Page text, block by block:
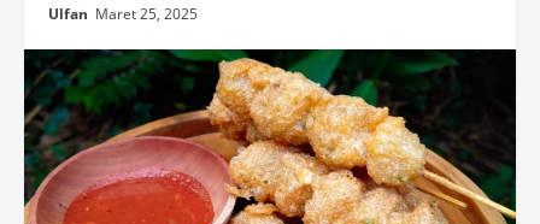
Ulfan Maret 25, 2025